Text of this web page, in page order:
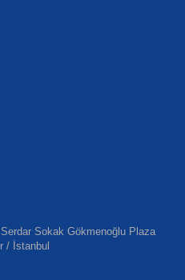
Sokak Gökmenoğlu Plaza
/ İstanbul